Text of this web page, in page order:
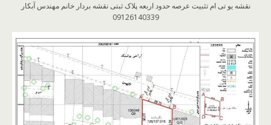
نقشه یو تی ام تثبیت عرصه حدود اربعه پلاک ثبتی نقشه بردار خانم مهندس آبکار
09126140339